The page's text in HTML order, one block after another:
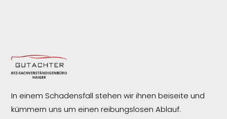
In einem Schadensfall stehen wir ihnen beiseite und
kümmern uns um einen reibungslosenAblauf.